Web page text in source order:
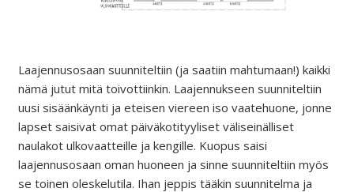
Laajennusosaan suunniteltiin (ja saatiin mahtumaan!) kaikki
nämä jutut mitä toivottiinkin. Laajennukseen suunniteltiin
uusi sisäänkäynti ja eteisen viereen iso vaatehuone, jonne
lapset saisivat omat päiväkotityyliset väliseinälliset
naulakot ulkovaatteille ja kengille. Kuopus saisi
laajennusosaan oman huoneen ja sinne suunniteltiin myös
se toinen oleskelutila. Ihan jeppis tääkin suunnitelma ja